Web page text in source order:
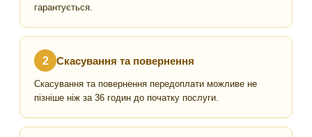
гарантується.
2 Скасування та повернення
Скасування та повернення передоплати можливе не
пізніше ніж за 36 годин до початку послуги.